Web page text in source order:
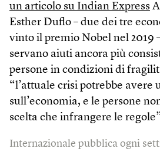
un articolo su Indian Express
Esther Duflo – due dei tre
vinto il premio Nobel nel 2019
servano aiuti ancora più
persone in condizioni di
“l’attuale crisi potrebbe avere
sull’economia, e le persone
scelta che infrangere le
Internazionale pubblica ogni